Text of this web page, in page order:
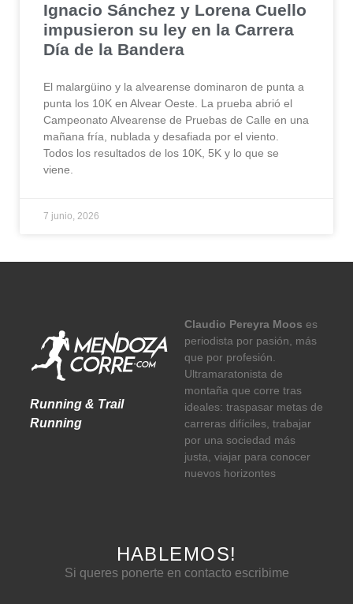
Ignacio Sánchez y Lorena Cuello
impusieron su ley en la Carrera
Día de la Bandera
El malargüino y la alvearense dominaron de punta a
punta los 10K en Alvear Oeste. La prueba abrió el
Campeonato Alvearense de Pruebas de Calle en una
mañana fría, nublada y desafiada por el viento.
Todos los resultados de los 10K, 5K y lo que se
viene.
7 junio, 2026
Running & Trail
Running
Claudio Pereyra Moos es
periodista por pasión, más
que por profesión.
Ultramaratonista de
montaña que corre tras
ideales: traspasar metas de
carreras difíciles, trabajar
por una sociedad más
justa, viajar para conocer
nuevos horizontes
HABLEMOS!
Si queres ponerte en contacto escribime